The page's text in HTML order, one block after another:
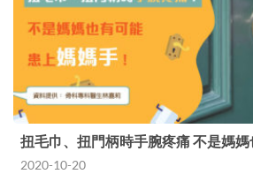
扭毛巾、扭門柄時手腕疼痛 不是媽
2020-10-20